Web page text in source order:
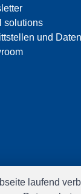
solutions
und
laufend